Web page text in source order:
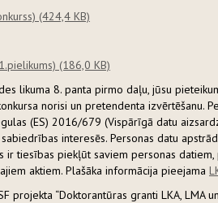
(424,4 KB)
(186,0 KB)
likuma 8. panta pirmo daļu, jūsu
norisi un pretendenta izvērtēšanu.
(ES) 2016/679 (Vispārīgā datu
interesēs. Personas datu
ir tiesības piekļūt saviem personas
aktiem. Plašāka informācija pieejama
projekta “Doktorantūras granti LKA, LMA